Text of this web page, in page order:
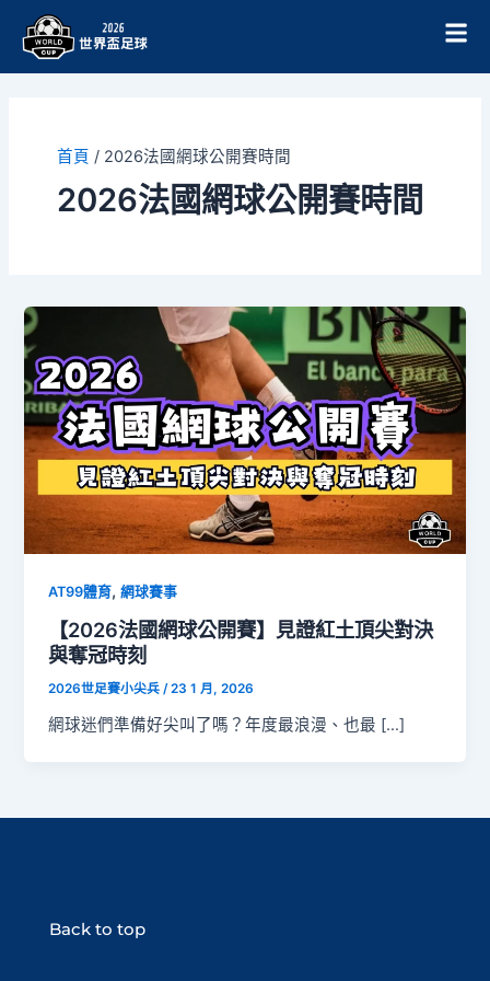
首頁 / 2026法國網球公開賽時間
2026法國網球公開賽時間
AT99體育,網球賽事
【2026法國網球公開賽】見證紅土頂尖對決
與奪冠時刻
2026世足賽小尖兵/23 1 月, 2026
網球迷們準備好尖叫了嗎？年度最浪漫、也最 […]
Back to top